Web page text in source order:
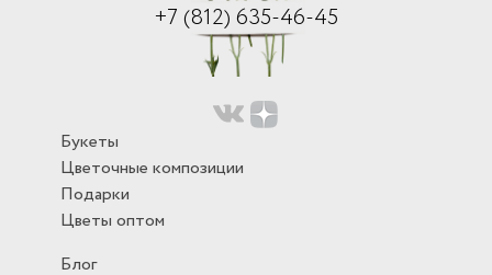
+7 (812) 635-46-45
Букеты
Цветочные композиции
Подарки
Цветы оптом
Блог